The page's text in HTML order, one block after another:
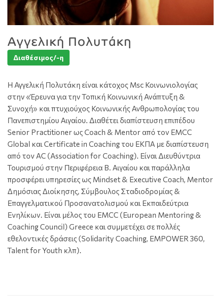
Αγγελική Πολυτάκη
Διαθέσιμος/-η
Η Αγγελική Πολυτάκη είναι κάτοχος Msc Κοινωνιολογίας
στην «Έρευνα για την Τοπική Κοινωνική Ανάπτυξη &
Συνοχή» και πτυχιούχος Κοινωνικής Ανθρωπολογίας του
Πανεπιστημίου Αιγαίου. Διαθέτει διαπίστευση επιπέδου
Senior Practitioner ως Coach & Mentor από τον EMCC
Global και Certificate in Coaching του ΕΚΠΑ με διαπίστευση
από τον AC (Association for Coaching). Είναι Διευθύντρια
Τουρισμού στην Περιφέρεια Β. Αιγαίου και παράλληλα
προσφέρει υπηρεσίες ως Mindset & Executive Coach, Mentor
Δημόσιας Διοίκησης, Σύμβουλος Σταδιοδρομίας &
Επαγγελματικού Προσανατολισμού και Εκπαιδεύτρια
Ενηλίκων. Είναι μέλος του EMCC (European Mentoring &
Coaching Council) Greece και συμμετέχει σε πολλές
εθελοντικές δράσεις (Solidarity Coaching, EMPOWER 360,
Talent for Youth κλπ).